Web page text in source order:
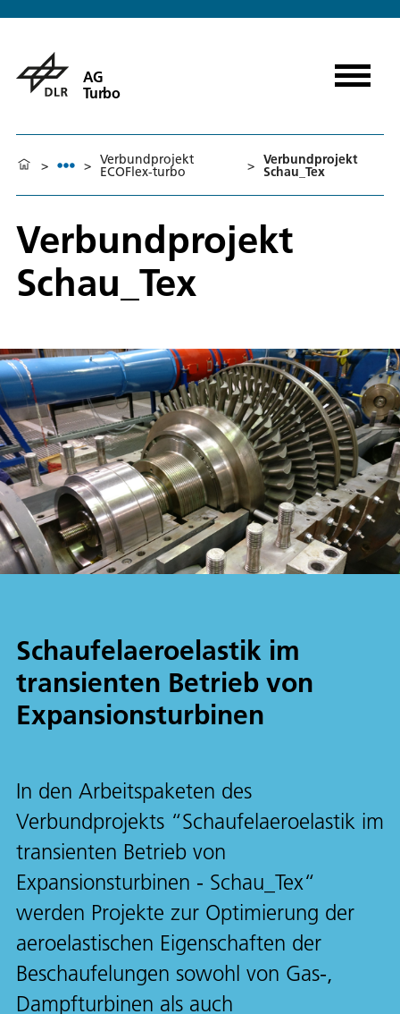
AG
Turbo
> > Verbundprojekt
ECOFlex-turbo > Verbundprojekt
Schau_Tex
Verbundprojekt
Schau_Tex
Schaufelaeroelastik im
transienten Betrieb von
Expansionsturbinen
In den Arbeitspaketen des
Verbundprojekts “Schaufelaeroelastik im
transienten Betrieb von
Expansionsturbinen - Schau_Tex“
werden Projekte zur Optimierung der
aeroelastischen Eigenschaften der
Beschaufelungen sowohl von Gas-,
Dampfturbinen als auch